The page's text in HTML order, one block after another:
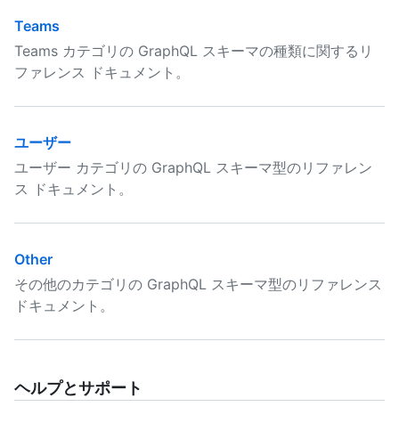
Teams
Teams カテゴリの GraphQL スキーマの種類に関するリ
ファレンス ドキュメント。
ユーザー
ユーザー カテゴリの GraphQL スキーマ型のリファレン
ス ドキュメント。
Other
その他のカテゴリの GraphQL スキーマ型のリファレンス
ドキュメント。
ヘルプとサポート